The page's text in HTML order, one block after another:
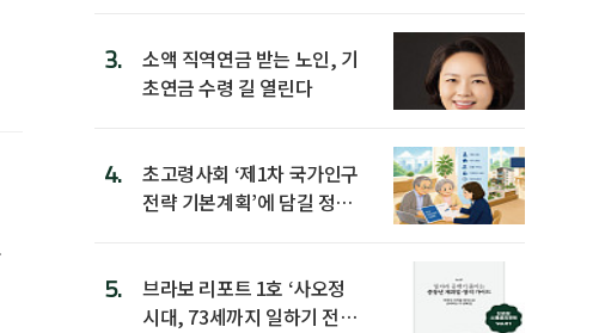
3.
소액 직역연금 받는 노인, 기
초연금 수령 길 열린다
4.
초고령사회 ‘제1차 국가인구
전략 기본계획’에 담길 정책
5.
브라보 리포트 1호 ‘사오정
시대, 73세까지 일하기 전략’